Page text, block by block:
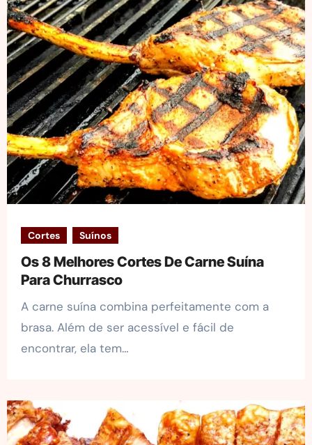
Cortes Suínos
Os 8 Melhores Cortes De Carne Suína
Para Churrasco
A carne suína combina perfeitamente com a
brasa. Além de ser acessível e fácil de
encontrar, ela tem…